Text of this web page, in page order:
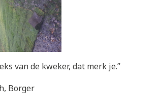
van de kweker, dat merk je.”
Borger